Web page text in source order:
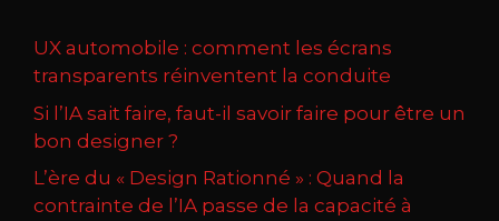
UX automobile : comment les écrans
transparents réinventent la conduite
Si l’IA sait faire, faut-il savoir faire pour être un
bon designer ?
L’ère du « Design Rationné » : Quand la
contrainte de l’IA passe de la capacité à